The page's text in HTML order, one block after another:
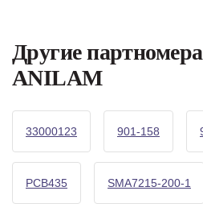
Другие
ANILAM
33000123 901-158
PCB435 SMA7215-200-1